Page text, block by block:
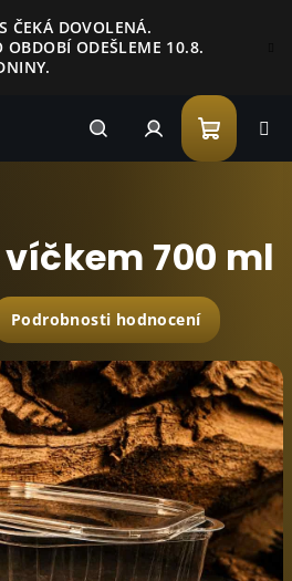
ČEKÁ DOVOLENÁ.
OBDOBÍ ODEŠLEME 10.8.
HledatPřihlášení
700 ml
Podrobnosti hodnocení